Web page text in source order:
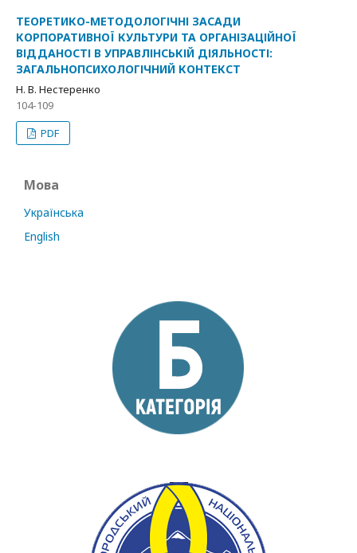
ТЕОРЕТИКО-МЕТОДОЛОГІЧНІ ЗАСАДИ
КОРПОРАТИВНОЇ КУЛЬТУРИ ТА ОРГАНІЗАЦІЙНОЇ
ВІДДАНОСТІ В УПРАВЛІНСЬКІЙ ДІЯЛЬНОСТІ:
ЗАГАЛЬНОПСИХОЛОГІЧНИЙ КОНТЕКСТ
Н. В. Нестеренко
104-109
PDF
Мова
Українська
English